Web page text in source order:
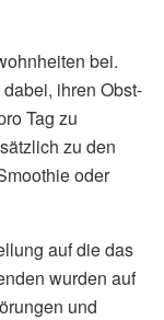
bei.
ihren Obst-
Tag zu
zu den
oder
auf die das
wurden auf
und